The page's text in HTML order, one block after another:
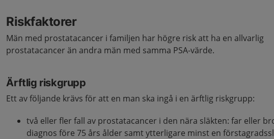
Riskfaktorer
Män med prostatacancer i familjen har högre risk att ha en allvarlig
prostatacancer än andra män med samma PSA-värde.
Ärftlig riskgrupp
Ett av följande krävs för att en man ska ingå i en ärftlig riskgrupp:
två eller fler fall av prostatacancer i den nära släkten: far eller
diagnos före 75 års ålder samt ytterligare minst en